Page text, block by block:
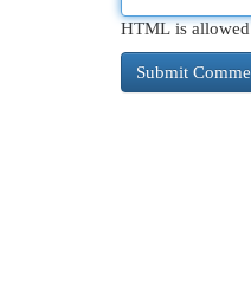
HTML is allowed